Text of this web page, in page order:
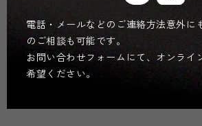
電話・メールなどのご連絡方法意外に
のご相談も可能です。
お問い合わせフォームにて、オンライ
希望ください。